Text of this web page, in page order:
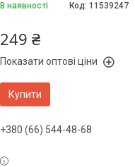
В наявності Код: 11539247
249 ₴
Показати оптові ціни
Купити
+380 (66) 544-48-68